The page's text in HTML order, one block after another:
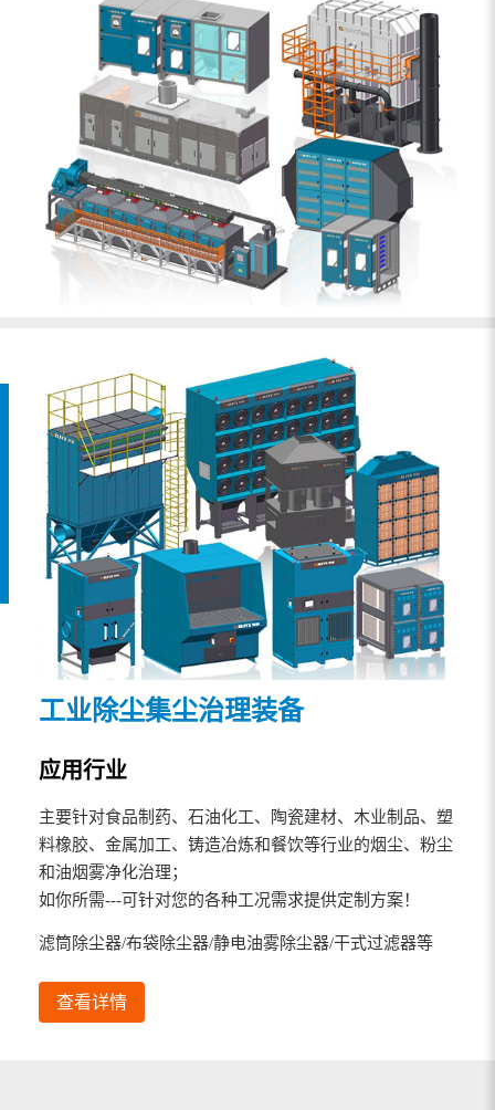
工业除尘集尘治理装备
应用行业
主要针对食品制药、石油化工、陶瓷建材、木业制品、塑
料橡胶、金属加工、铸造冶炼和餐饮等行业的烟尘、粉尘
和油烟雾净化治理；
如你所需---可针对您的各种工况需求提供定制方案！
滤筒除尘器/布袋除尘器/静电油雾除尘器/干式过滤器等
查看详情